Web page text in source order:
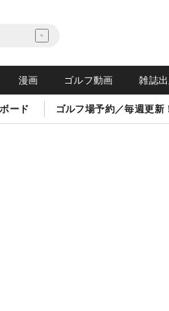
漫画 ゴルフ動画 雑誌
ード ゴルフ場予約／毎週更新